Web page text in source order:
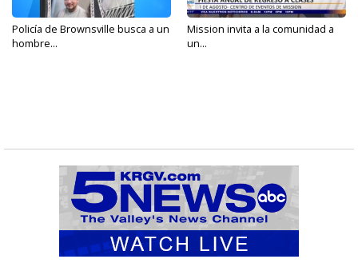
Policía de Brownsville busca a un
hombre...
Mission invita a la comunidad a
un...